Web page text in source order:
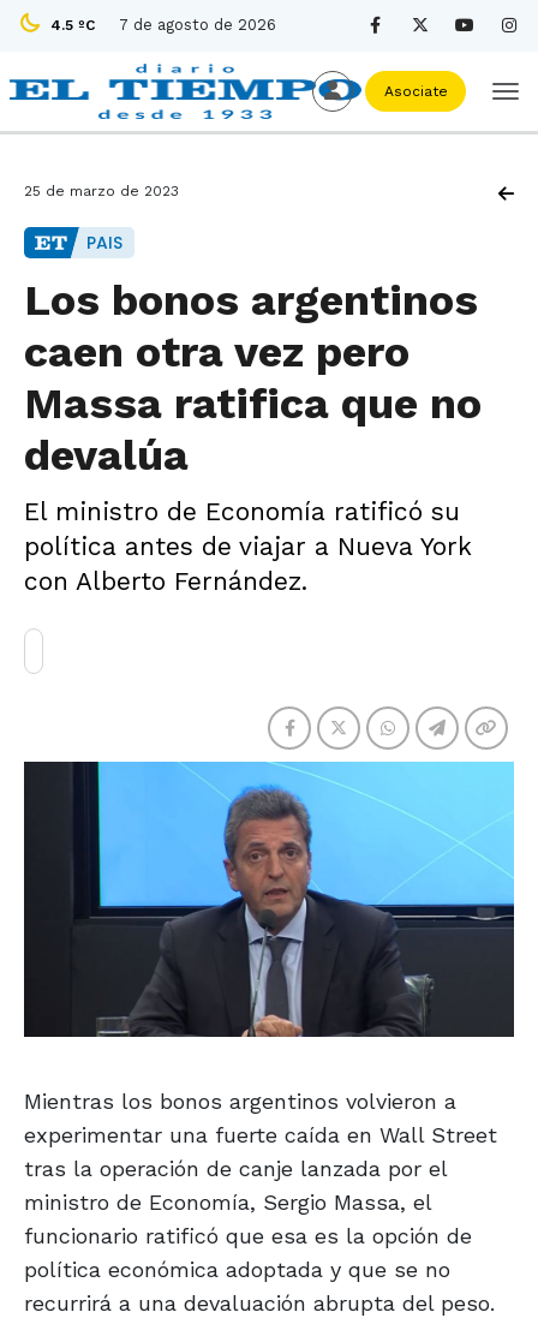
4.5 ºC 7 de agosto de 2026
Asociate
25 de marzo de 2023
PAIS
Los bonos argentinos
caen otra vez pero
Massa ratifica que no
devalúa
El ministro de Economía ratificó su
política antes de viajar a Nueva York
con Alberto Fernández.
Mientras los bonos argentinos volvieron a
experimentar una fuerte caída en Wall Street
tras la operación de canje lanzada por el
ministro de Economía, Sergio Massa, el
funcionario ratificó que esa es la opción de
política económica adoptada y que se no
recurrirá a una devaluación abrupta del peso.